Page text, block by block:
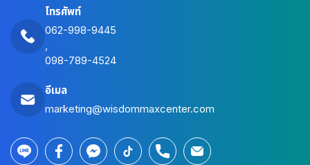
โทรศัพท์
062-998-9445
,
098-789-4524
อีเมล
marketing@wisdommaxcenter.com